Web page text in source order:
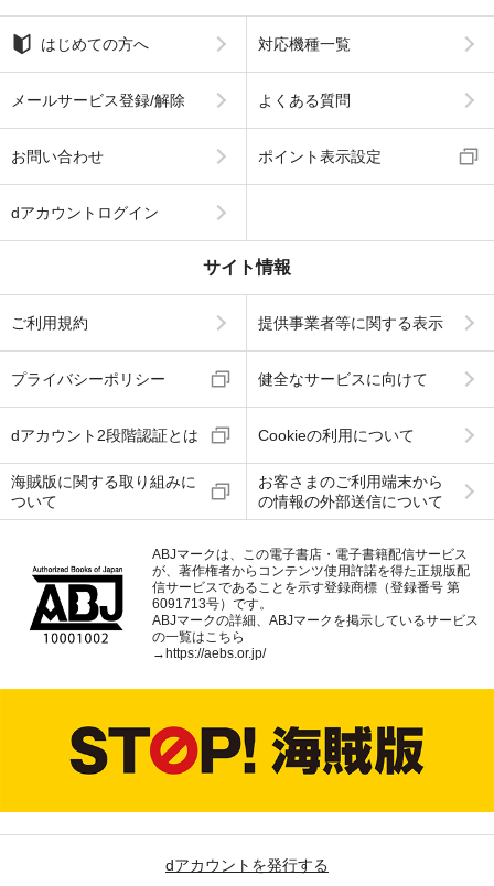
はじめての方へ 対応機種一覧
メールサービス登録/解除 よくある質問
お問い合わせ ポイント表示設定
dアカウントログイン
サイト情報
ご利用規約 提供事業者等に関する表示
プライバシーポリシー 健全なサービスに向けて
dアカウント2段階認証とは Cookieの利用について
海賊版に関する取り組みに
ついて
お客さまのご利用端末から
の情報の外部送信について
ABJマークは、この電子書店・電子書籍配信サービス
が、著作権者からコンテンツ使用許諾を得た正規版配
信サービスであることを示す登録商標（登録番号 第
6091713号）です。
ABJマークの詳細、ABJマークを掲示しているサービス
の一覧はこちら
→ https://aebs.or.jp/
dアカウントを発行する